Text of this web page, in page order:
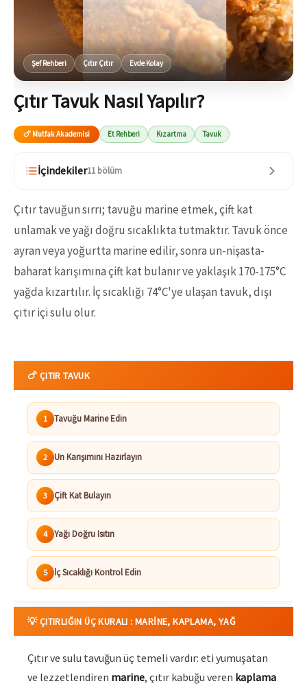
Çıtır Tavuk Nasıl Yapılır?
🍗 Mutfak Akademisi Et Rehberi Kızartma Tavuk
İçindekiler11 bölüm
Çıtır tavuğun sırrı; tavuğu marine etmek, çift kat
unlamak ve yağı doğru sıcaklıkta tutmaktır. Tavuk önce
ayran veya yoğurtta marine edilir, sonra un-nişasta-
baharat karışımına çift kat bulanır ve yaklaşık 170-175°C
yağda kızartılır. İç sıcaklığı 74°C'ye ulaşan tavuk, dışı
çıtır içi sulu olur.
Şef Rehberi Çıtır Çıtır Evde Kolay
🍗 ÇITIR TAVUK
1 Tavuğu Marine Edin
2 Un Karışımını Hazırlayın
3 Çift Kat Bulayın
4 Yağı Doğru Isıtın
5 İç Sıcaklığı Kontrol Edin
💡 ÇITIRLIĞIN ÜÇ KURALI : MARINE, KAPLAMA, YAĞ
Çıtır ve sulu tavuğun üç temeli vardır: eti yumuşatan
ve lezzetlendiren marine, çıtır kabuğu veren kaplama